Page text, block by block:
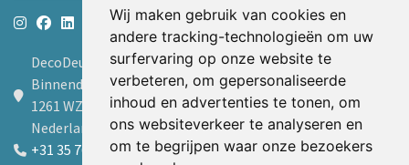
Wij maken gebruik van cookies en
andere tracking-technologieën om uw
surfervaring op onze website te
verbeteren, om gepersonaliseerde
inhoud en advertenties te tonen, om
ons websiteverkeer te analyseren en
om te begrijpen waar onze bezoekers
DecoDeur B.V.
Binnendelta 9d
1261 WZ Blaricum
Nederland
+31 35 7605600